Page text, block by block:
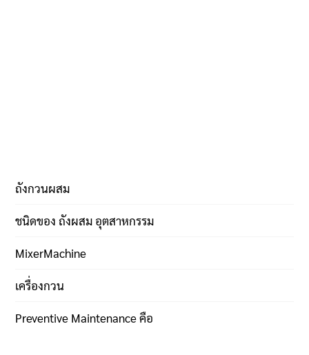
ถังกวนผสม
ชนิดของ ถังผสม อุตสาหกรรม
MixerMachine
เครื่องกวน
Preventive Maintenance คือ